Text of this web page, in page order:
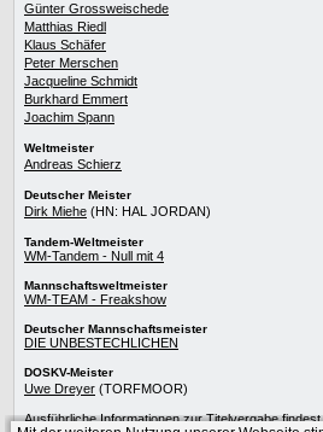
Günter Grossweischede
Matthias Riedl
Klaus Schäfer
Peter Merschen
Jacqueline Schmidt
Burkhard Emmert
Joachim Spann
Weltmeister
Andreas Schierz
Deutscher Meister
Dirk Miehe (HN: HAL JORDAN)
Tandem-Weltmeister
WM-Tandem - Null mit 4
Mannschaftsweltmeister
WM-TEAM - Freakshow
Deutscher Mannschaftsmeister
DIE UNBESTECHLICHEN
DOSKV-Meister
Uwe Dreyer (TORFMOOR)
Ausführliche Informationen zurTitelvergabe